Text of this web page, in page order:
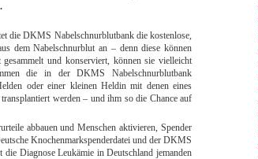
die DKMS Nabelschnurblutbank die kostenlose,
dem Nabelschnurblut an – denn diese können
und konserviert, können sie vielleicht
die in der DKMS Nabelschnurblutbank
oder einer kleinen Heldin mit denen eines
werden – und ihm so die Chance auf
abbauen und Menschen aktivieren, Spender
Knochenmarkspenderdatei und der DKMS
Diagnose Leukämie in Deutschland jemanden